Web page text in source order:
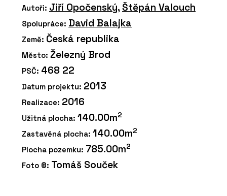
Autoři: Jiří Opočenský, Štěpán Valouch
Spolupráce: David Balajka
Země: Česká republika
Město: Železný Brod
PSČ: 468 22
Datum projektu: 2013
Realizace: 2016
Užitná plocha: 140.00m2
Zastavěná plocha: 140.00m2
Plocha pozemku: 785.00m2
Foto ©: Tomáš Souček